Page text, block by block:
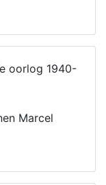
oorlog 1940-
Marcel